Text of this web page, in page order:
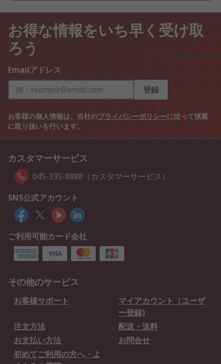
お得な情報をいち早く受け取
ろう
Emailアドレス
登録
お客様の個人情報は、当社のプライバシーポリシーに従って慎重
に取り扱いを行います。
カスタマーサービス
045-335-8888（カスタマーサービス）
SNS公式アカウント
ご利用可能カード会社
その他のサービス
お客様サポート
マイアカウント（ユーザ
ー登録)
注文方法
配送・送料
お支払い方法
お問合せ
初めてご利用の方へ・よ